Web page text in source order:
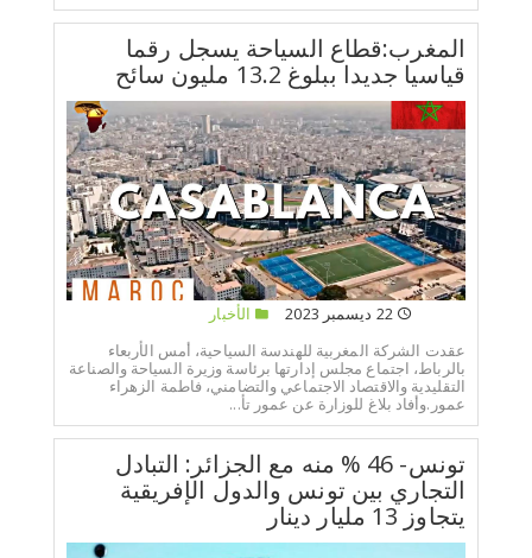
المغرب:قطاع السياحة يسجل رقما
قياسيا جديدا ببلوغ 13.2 مليون سائح
22 ديسمبر 2023
الأخبار
عقدت الشركة المغربية للهندسة السياحية، أمس الأربعاء
بالرباط، اجتماع مجلس إدارتها برئاسة وزيرة السياحة والصناعة
التقليدية والاقتصاد الاجتماعي والتضامني، فاطمة الزهراء
عمور.وأفاد بلاغ للوزارة عن عمور تأ...
تونس- 46 % منه مع الجزائر: التبادل
التجاري بين تونس والدول الإفريقية
يتجاوز 13 مليار دينار